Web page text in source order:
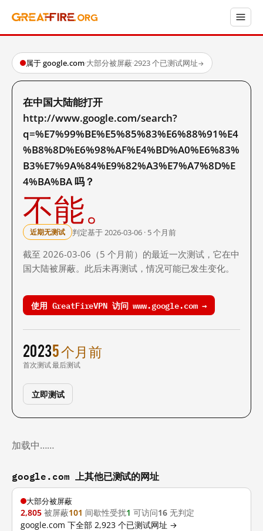
属于 google.com·大部分被屏蔽·2923 个已测试网址→
在中国大陆能打开
http://www.google.com/search?
q=%E7%99%BE%E5%85%83%E6%88%91%E4
%B8%8D%E6%98%AF%E4%BD%A0%E6%83%
B3%E7%9A%84%E9%82%A3%E7%A7%8D%E
4%BA%BA 吗？
不能。
近期无测试 判定基于 2026-03-06 · 5 个月前
截至 2026-03-06（5 个月前）的最近一次测试，它在中
国大陆被屏蔽。此后未再测试，情况可能已发生变化。
使用 GreatFireVPN 访问 www.google.com →
2023
首次测试
5 个月前
最后测试
立即测试
加载中……
google.com 上其他已测试的网址
大部分被屏蔽
2,805 被屏蔽101 间歇性受扰1 可访问16 无判定
google.com 下全部 2,923 个已测试网址 →